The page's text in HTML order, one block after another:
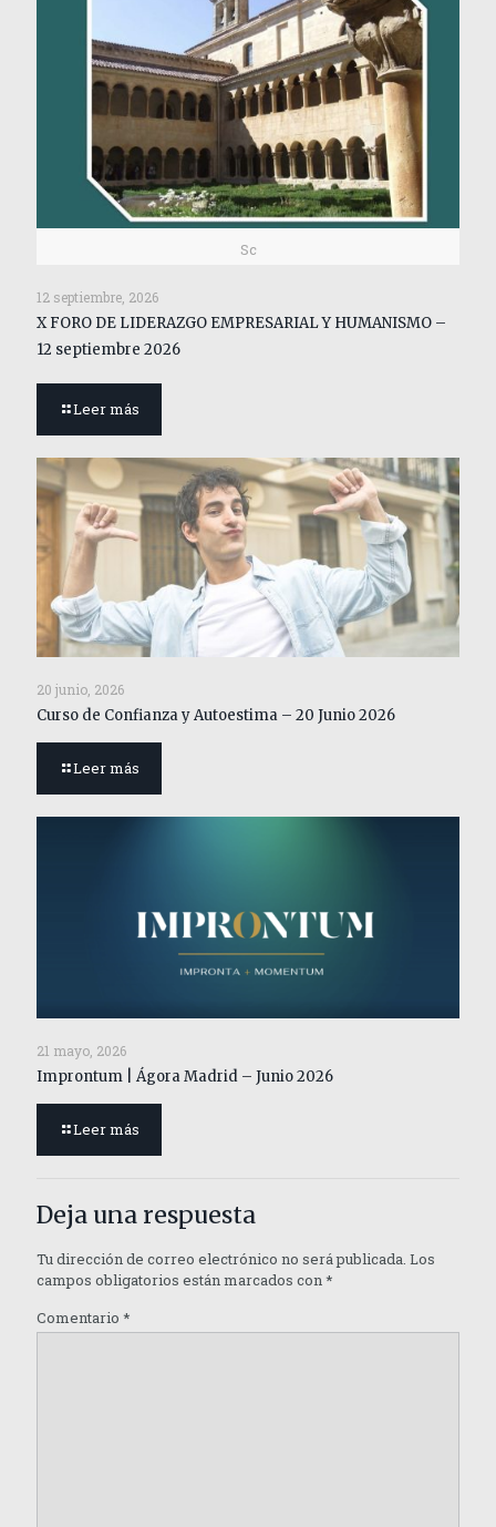
Sc
12 septiembre, 2026
X FORO DE LIDERAZGO EMPRESARIAL Y HUMANISMO –
12 septiembre 2026
Leer más
20 junio, 2026
Curso de Confianza y Autoestima – 20 Junio 2026
Leer más
21 mayo, 2026
Improntum | Ágora Madrid – Junio 2026
Leer más
Deja una respuesta
Tu dirección de correo electrónico no será publicada. Los
campos obligatorios están marcados con*
Comentario *